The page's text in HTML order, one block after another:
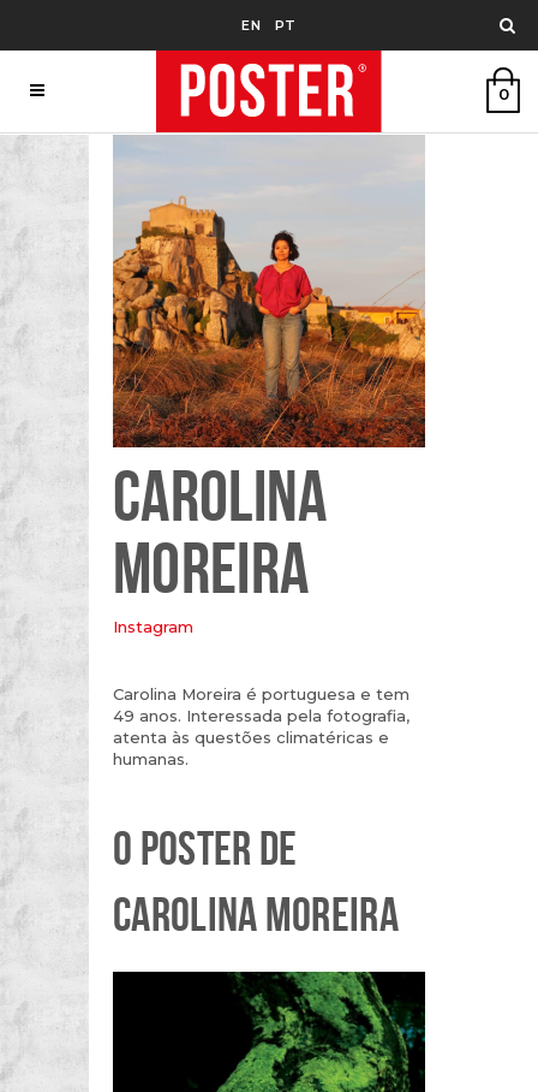
EN PT
0
CAROLINA
MOREIRA
Instagram
Carolina Moreira é portuguesa e tem
49 anos. Interessada pela fotografia,
atenta às questões climatéricas e
humanas.
O POSTER DE
CAROLINA MOREIRA